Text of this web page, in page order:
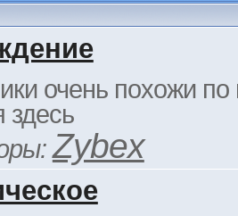
очень похожи по
Zybex